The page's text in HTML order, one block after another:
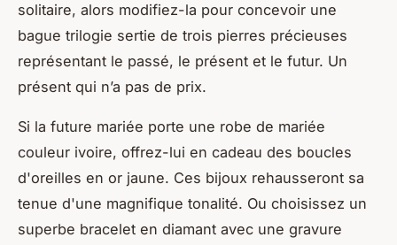
solitaire, alors modifiez-la pour concevoir une
bague trilogie sertie de trois pierres précieuses
représentant le passé, le présent et le futur. Un
présent qui n’a pas de prix.
Si la future mariée porte une robe de mariée
couleur ivoire, offrez-lui en cadeau des boucles
d'oreilles en or jaune. Ces bijoux rehausseront sa
tenue d'une magnifique tonalité. Ou choisissez un
superbe bracelet en diamant avec une gravure